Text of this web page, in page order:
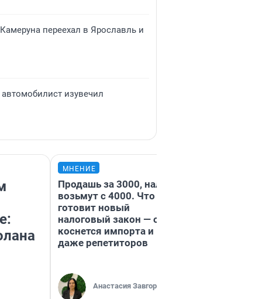
переехал в Ярославль и
изувечил
МНЕНИЕ
Продашь за 3000, налог
возьмут с 4000. Что нам
готовит новый
налоговый закон — он
коснется импорта и
даже репетиторов
Анастасия Завгородняя